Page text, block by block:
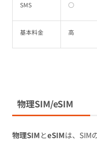
SMS ○
基本料金 高
物理SIM/eSIM
物理SIMとeSIMは、SIM